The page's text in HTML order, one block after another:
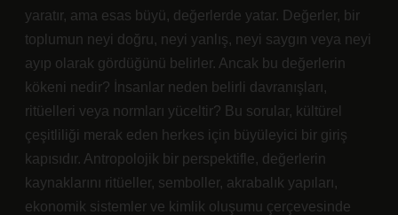
yaratır, ama esas büyü, değerlerde yatar. Değerler, bir
toplumun neyi doğru, neyi yanlış, neyi saygın veya neyi
ayıp olarak gördüğünü belirler. Ancak bu değerlerin
kökeni nedir? İnsanlar neden belirli davranışları,
ritüelleri veya normları yüceltir? Bu sorular, kültürel
çeşitliliği merak eden herkes için büyüleyici bir giriş
kapısıdır. Antropolojik bir perspektifle, değerlerin
kaynaklarını ritüeller, semboller, akrabalık yapıları,
ekonomik sistemler ve kimlik oluşumu çerçevesinde